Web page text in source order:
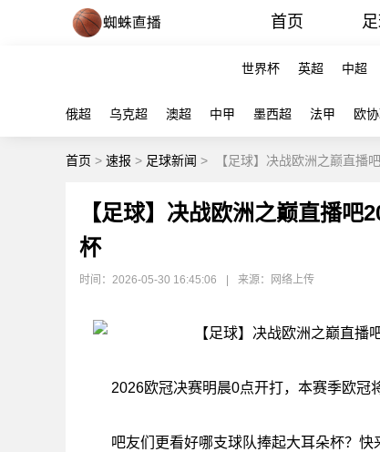
首页
世界杯 英超 中超
俄超 乌克超 澳超 中甲 墨西超 法甲 欧
首页 > 速报 > 足球新闻 > 【足球】决战欧洲之巅直播
【足球】决战欧洲之巅直播
杯
时间：2026-05-30 16:45:06 来源：网络上传
2026欧冠决赛明晨0点开打，本赛季欧冠
吧友们更看好哪支球队捧起大耳朵杯？